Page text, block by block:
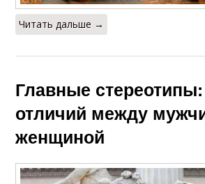
Читать дальше →
Главные
отличий между
женщиной